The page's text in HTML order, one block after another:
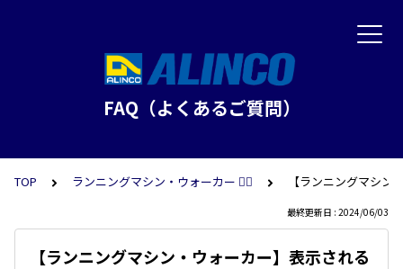
FAQ（よくあるご質問）
TOP ランニングマシン・ウォーカー 🏃‍♀️ 【ランニングマシ
最終更新日 : 2024/06/03
【ランニングマシン・ウォーカー】表示される